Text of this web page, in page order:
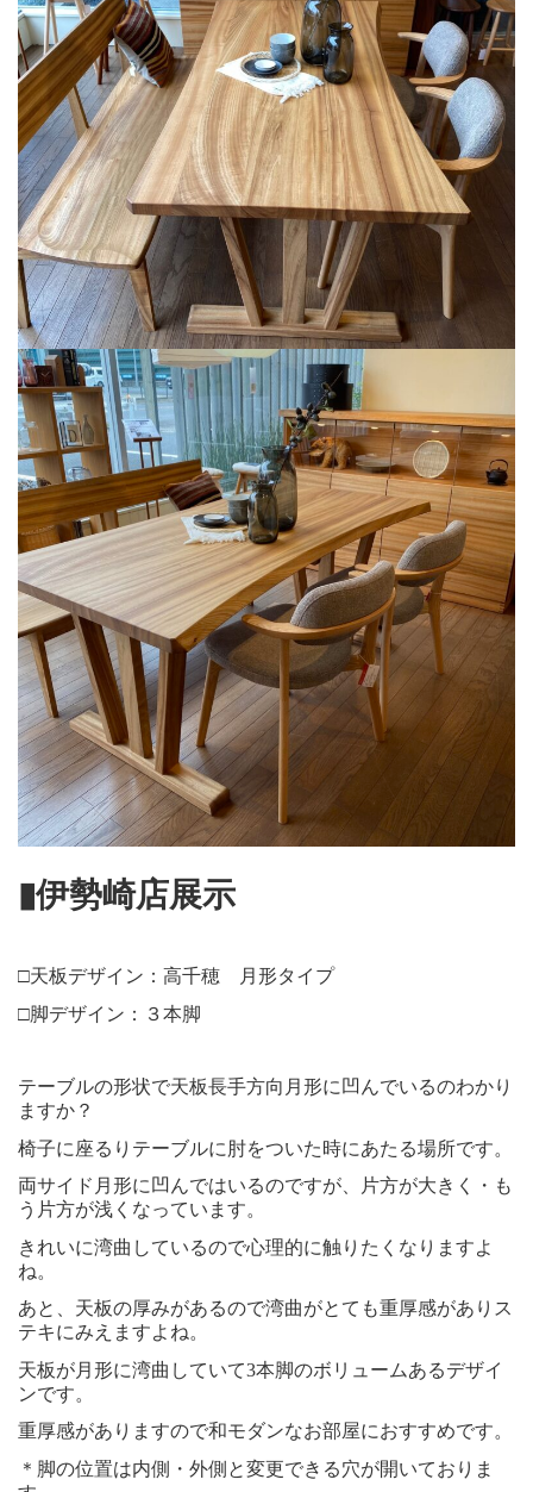
▮伊勢崎店展示
□天板デザイン：高千穂 月形タイプ
□脚デザイン：３本脚
テーブルの形状で天板長手方向月形に凹んでいるのわかり
ますか？
椅子に座るりテーブルに肘をついた時にあたる場所です。
両サイド月形に凹んではいるのですが、片方が大きく・も
う片方が浅くなっています。
きれいに湾曲しているので心理的に触りたくなりますよ
ね。
あと、天板の厚みがあるので湾曲がとても重厚感がありス
テキにみえますよね。
天板が月形に湾曲していて3本脚のボリュームあるデザイ
ンです。
重厚感がありますので和モダンなお部屋におすすめです。
＊脚の位置は内側・外側と変更できる穴が開いておりま